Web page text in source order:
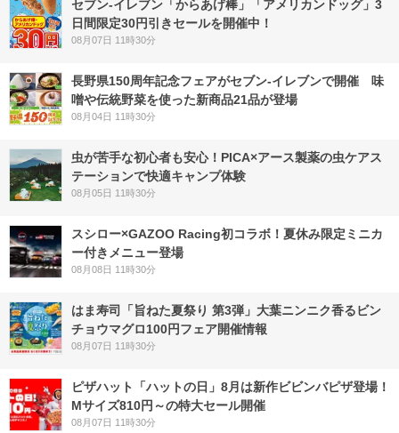
セブン‐イレブン「からあげ棒」「アメリカンドッグ」3
日間限定30円引きセールを開催中！
08月07日 11時30分
長野県150周年記念フェアがセブン-イレブンで開催 味
噌や伝統野菜を使った新商品21品が登場
08月04日 11時30分
虫が苦手な初心者も安心！PICA×アース製薬の虫ケアス
テーションで快適キャンプ体験
08月05日 11時30分
スシロー×GAZOO Racing初コラボ！夏休み限定ミニカ
ー付きメニュー登場
08月08日 11時30分
はま寿司「旨ねた夏祭り 第3弾」大葉ニンニク香るビン
チョウマグロ100円フェア開催情報
08月07日 11時30分
ピザハット「ハットの日」8月は新作ビビンバピザ登場！
Mサイズ810円～の特大セール開催
08月07日 11時30分